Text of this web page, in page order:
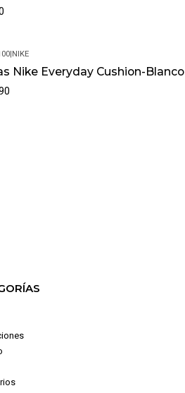
|NIKE
Nike Everyday Cushion-Blanco